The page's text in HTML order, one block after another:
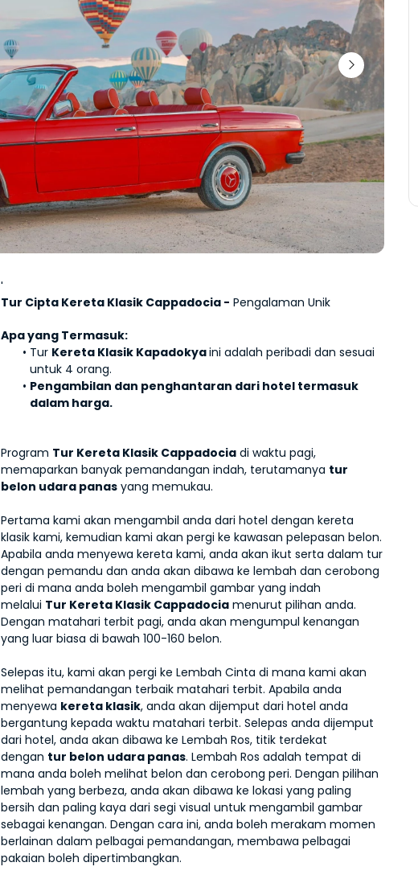
'
Tur Cipta Kereta Klasik Cappadocia - Pengalaman Unik
Apa yang Termasuk:
Tur Kereta Klasik Kapadokya ini adalah peribadi dan sesuai
untuk 4 orang.
Pengambilan dan penghantaran dari hotel termasuk
dalam harga.
Program Tur Kereta Klasik Cappadocia di waktu pagi,
memaparkan banyak pemandangan indah, terutamanya tur
belon udara panas yang memukau.
Pertama kami akan mengambil anda dari hotel dengan kereta
klasik kami, kemudian kami akan pergi ke kawasan pelepasan belon.
Apabila anda menyewa kereta kami, anda akan ikut serta dalam tur
dengan pemandu dan anda akan dibawa ke lembah dan cerobong
peri di mana anda boleh mengambil gambar yang indah
melalui Tur Kereta Klasik Cappadocia menurut pilihan anda.
Dengan matahari terbit pagi, anda akan mengumpul kenangan
yang luar biasa di bawah 100-160 belon.
Selepas itu, kami akan pergi ke Lembah Cinta di mana kami akan
melihat pemandangan terbaik matahari terbit. Apabila anda
menyewa kereta klasik, anda akan dijemput dari hotel anda
bergantung kepada waktu matahari terbit. Selepas anda dijemput
dari hotel, anda akan dibawa ke Lembah Ros, titik terdekat
dengan tur belon udara panas. Lembah Ros adalah tempat di
mana anda boleh melihat belon dan cerobong peri. Dengan pilihan
lembah yang berbeza, anda akan dibawa ke lokasi yang paling
bersih dan paling kaya dari segi visual untuk mengambil gambar
sebagai kenangan. Dengan cara ini, anda boleh merakam momen
berlainan dalam pelbagai pemandangan, membawa pelbagai
pakaian boleh dipertimbangkan.